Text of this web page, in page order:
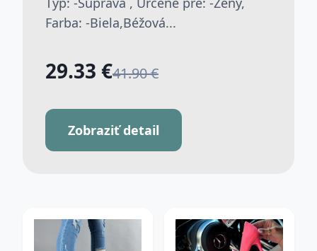
Farba: -Biela,Béžová...
29.33 €41.90 €
Zobraziť detail